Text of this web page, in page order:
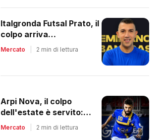
Italgronda Futsal Prato, il
colpo arriva
dall'Argentina: Banegas
è il nuovo leader dei
Mercato 2 min di lettura
Arpi Nova, il colpo
dell'estate è servito:
arriva Riccardo Berti, il re
dei bomber toscani
Mercato 2 min di lettura